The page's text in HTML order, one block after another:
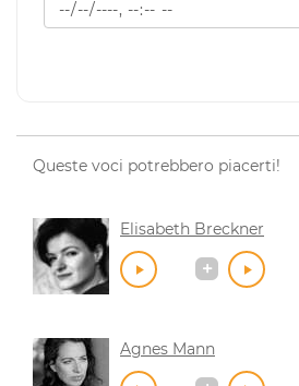
Queste voci potrebbero piacerti!
Elisabeth Breckner
Agnes Mann